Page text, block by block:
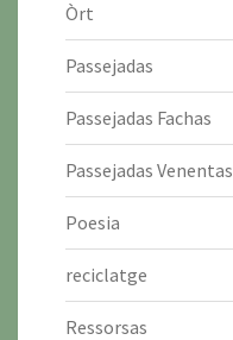
Òrt
Passejadas
Passejadas Fachas
Passejadas Venentas
Poesia
reciclatge
Ressorsas